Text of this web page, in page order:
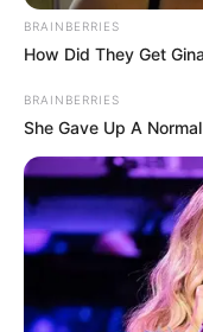
4K UHD?”. Miłej lektury.
Filmowy i
UHD
zdecydowali się na
dotyczących premier,
odsłony przeglądu
dwie ciekawe
UHD i steelbooków
BRAINBERRIES
How Did They Get
BRAINBERRIES
She Gave Up A